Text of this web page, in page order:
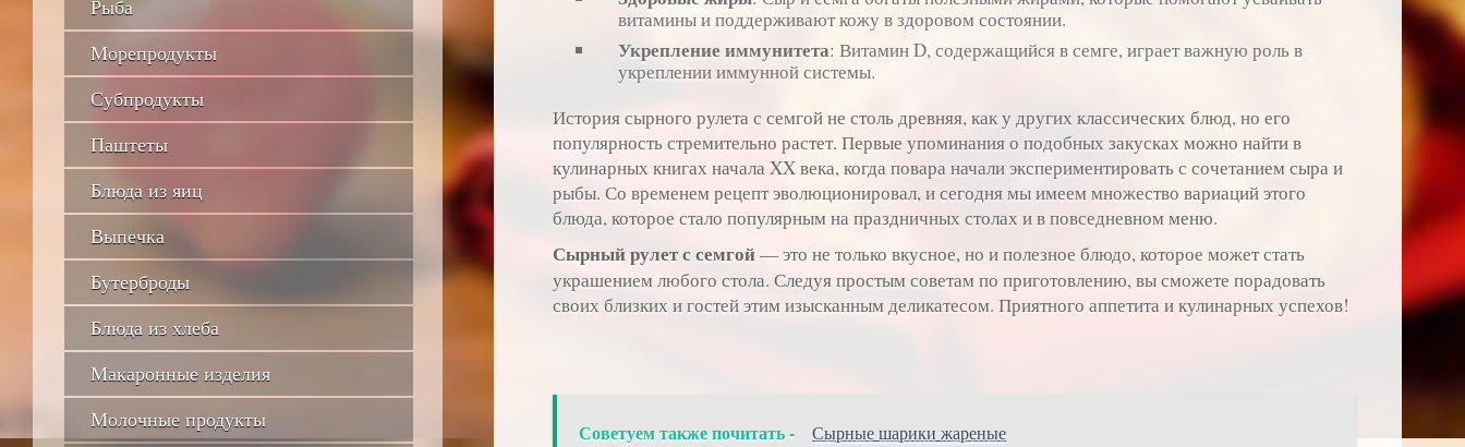
Рыба
Морепродукты
Субпродукты
Паштеты
Блюда из яиц
Выпечка
Бутерброды
Блюда из хлеба
Макаронные изделия
Молочные продукты
витамины и поддерживают кожу в здоровом состоянии.
Укрепление иммунитета: Витамин D, содержащийся в семге, играет важную роль в
укреплении иммунной системы.
История сырного рулета с семгой не столь древняя, как у других классических блюд, но его
популярность стремительно растет. Первые упоминания о подобных закусках можно найти в
кулинарных книгах начала XX века, когда повара начали экспериментировать с сочетанием сыра и
рыбы. Со временем рецепт эволюционировал, и сегодня мы имеем множество вариаций этого
блюда, которое стало популярным на праздничных столах и в повседневном меню.
Сырный рулет с семгой— это не только вкусное, но и полезное блюдо, которое может стать
украшением любого стола. Следуя простым советам по приготовлению, вы сможете порадовать
своих близких и гостей этим изысканным деликатесом. Приятного аппетита и кулинарных успехов!
Советуем также почитать - Сырные шарики жареные